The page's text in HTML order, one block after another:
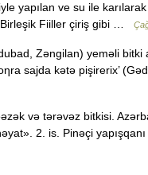
yapılan ve su ile karılarak
Birleşik Fiiller çiriş gibi …
Zəngilan) yeməli bitki
sajda kətə pişirerix’
və tərəvəz bitkisi.
2. is. Pinəçi